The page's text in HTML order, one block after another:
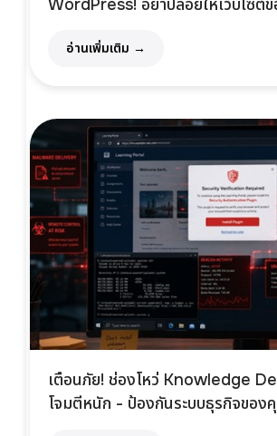
WordPress! อย่าปล่อยให้เว็บไซต์
อ่านเพิ่มเติม →
เตือนภัย! ช่องโหว่ Knowledge
โจมตีหนัก - ป้องกันระบบธุรกิจของ